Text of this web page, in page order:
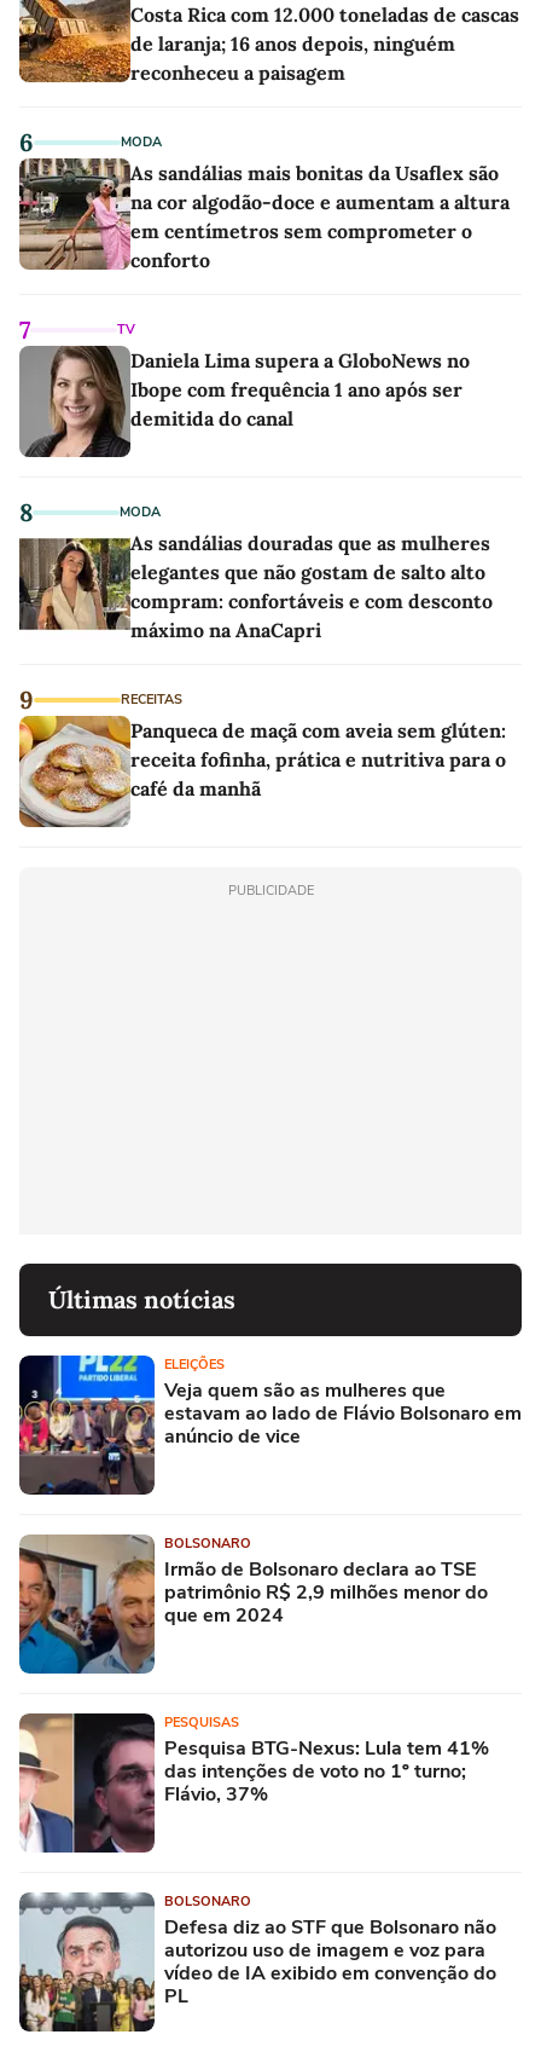
Costa Rica com 12.000 toneladas de cascas
de laranja; 16 anos depois, ninguém
reconheceu a paisagem
6 MODA
As sandálias mais bonitas da Usaflex são
na cor algodão-doce e aumentam a altura
em centímetros sem comprometer o
conforto
7 TV
Daniela Lima supera a GloboNews no
Ibope com frequência 1 ano após ser
demitida do canal
8 MODA
As sandálias douradas que as mulheres
elegantes que não gostam de salto alto
compram: confortáveis e com desconto
máximo na AnaCapri
9 RECEITAS
Panqueca de maçã com aveia sem glúten:
receita fofinha, prática e nutritiva para o
café da manhã
PUBLICIDADE
Últimas notícias
ELEIÇÕES
Veja quem são as mulheres que
estavam ao lado de Flávio Bolsonaro em
anúncio de vice
BOLSONARO
Irmão de Bolsonaro declara ao TSE
patrimônio R$ 2,9 milhões menor do
que em 2024
PESQUISAS
Pesquisa BTG-Nexus: Lula tem 41%
das intenções de voto no 1º turno;
Flávio, 37%
BOLSONARO
Defesa diz ao STF que Bolsonaro não
autorizou uso de imagem e voz para
vídeo de IA exibido em convenção do
PL